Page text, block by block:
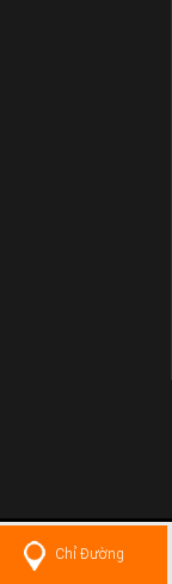
Rights Reserved.
Chỉ Đường